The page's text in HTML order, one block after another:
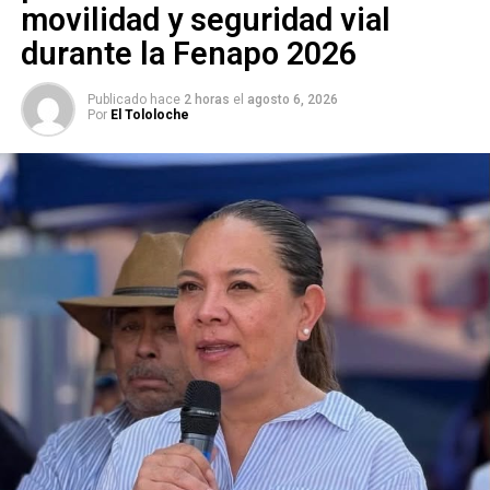
El líder perredista afirmó que “no bastaron seis meses
para que la administración del Interapas que encabeza
prácticamente dejó en quiebra a
este organismo, además de ser un acto de
irresponsabilidad nosotros lo calificamos de ‘berrinche’
porque al no lograr sus objetivos políticos y económicos
por el rechazo ciudadano y del Congreso del Estado al
aumento a la tarifa del agua en un 40 por ciento, está
dejando a la deriva y en el abandono al Interapas”.
Aseguró que Nava estaría buscando que el gobierno
estatal o el federal “rescaten un compromiso que él no
quiere asumir y que tendría que haberse pagado, primero
con las cuotas bimestrales de los consumidores, por lo
movilidad y seguridad vial
durante la Fenapo 2026
Publicado hace 2 horas el agosto 6, 2026
Por El Tololoche